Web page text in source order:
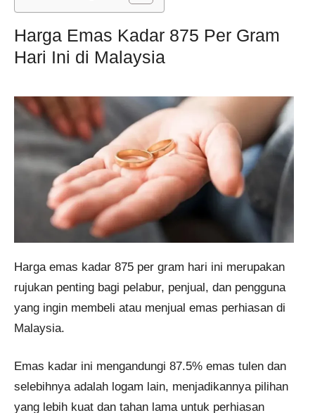
Harga Emas Kadar 875 Per Gram
Hari Ini di Malaysia
Harga emas kadar 875 per gram hari ini merupakan
rujukan penting bagi pelabur, penjual, dan pengguna
yang ingin membeli atau menjual emas perhiasan di
Malaysia.
Emas kadar ini mengandungi 87.5% emas tulen dan
selebihnya adalah logam lain, menjadikannya pilihan
yang lebih kuat dan tahan lama untuk perhiasan